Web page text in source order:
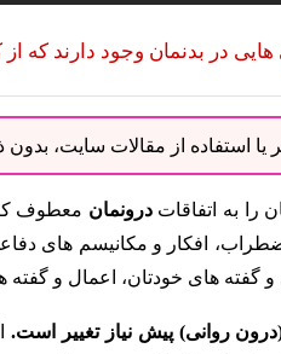
هایی در بدنمان وجود دارند که
یا استفاده از مقالات سایت،
را به اتفاقاتدرونمان معطوف
افکار و مکانیسم های
و گفته های خودتان، اعمال و
روانی) پیش نیاز تغییر است.